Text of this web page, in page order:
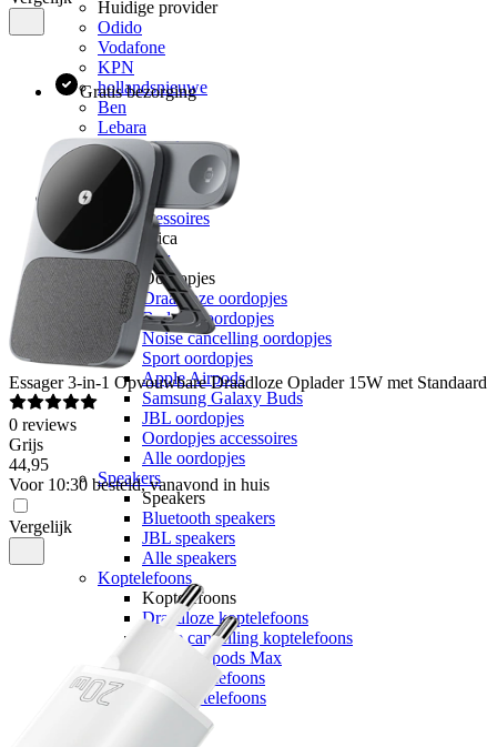
Huidige provider
Odido
Vodafone
KPN
hollandsnieuwe
Ben
Lebara
50+ Mobiel
Youfone
Accessoires
Alle accessoires
Elektronica
Oordopjes
Oordopjes
Draadloze oordopjes
Bedrade oordopjes
Noise cancelling oordopjes
Sport oordopjes
Apple Airpods
Samsung Galaxy Buds
JBL oordopjes
Oordopjes accessoires
Alle oordopjes
Speakers
Speakers
Bluetooth speakers
JBL speakers
Alle speakers
Koptelefoons
Koptelefoons
Draadloze koptelefoons
Noise cancelling koptelefoons
Apple Airpods Max
JBL koptelefoons
Alle koptelefoons
Gratis bezorging
Essager 3-in-1 Opvouwbare Draadloze Oplader 15W met Standaard
0 reviews
Grijs
44,95
Voor 10:30 besteld, vanavond in huis
Vergelijk